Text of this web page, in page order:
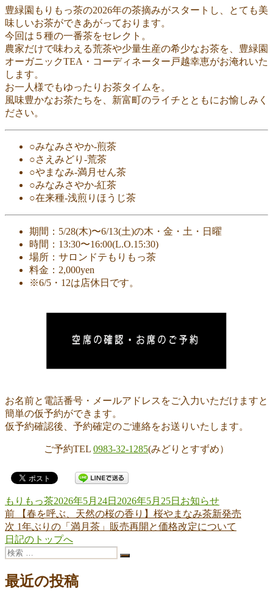
豊緑園もりもっ茶の2026年の茶摘みがスタートし、とても美
味しいお茶ができあがっております。
今回は５種の一番茶をセレクト。
農家だけで味わえる荒茶や少量生産の希少なお茶を、豊緑園
オーガニックTEA・コーディネーター戸越幸恵がお淹れいた
します。
お一人様でもゆったりお茶タイムを。
風味豊かなお茶たちを、新富町のライチとともにお愉しみく
ださい。
○みなみさやか-煎茶
○さえみどり-荒茶
○やまなみ-満月せん茶
○みなみさやか-紅茶
○在来種-浅煎りほうじ茶
期間：5/28(木)〜6/13(土)の木・金・土・日曜
時間：13:30〜16:00(L.O.15:30)
場所：サロンドテもりもっ茶
料金：2,000yen
※6/5・12は店休日です。
お名前と電話番号・メールアドレスをご入力いただけますと
簡単の仮予約ができます。
仮予約確認後、予約確定のご連絡をお送りいたします。
ご予約TEL ‭0983-32-1285(みどりとすずめ）
投
稿
者
もりもっ茶投
稿
日:
2026年5月24日 2026年5月25日 カ
テ
ゴ
お知らせ
投
稿
ナ
ビ
前
前
の
投
稿:
【春を呼ぶ、天然の桜の香り】桜やまなみ茶新発売
次 次
の
投
1年ぶりの「満月茶」販売再開と価格改定について
日記のトップへ
検
検
最近の投稿